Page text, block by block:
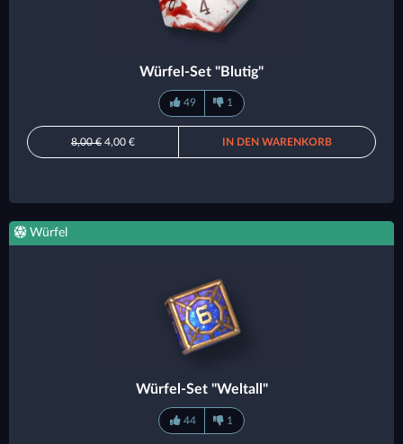
Würfel-Set "Blutig"
49 1
8,00 € 4,00 € IN DEN WARENKORB
Würfel
Würfel-Set "Weltall"
44 1